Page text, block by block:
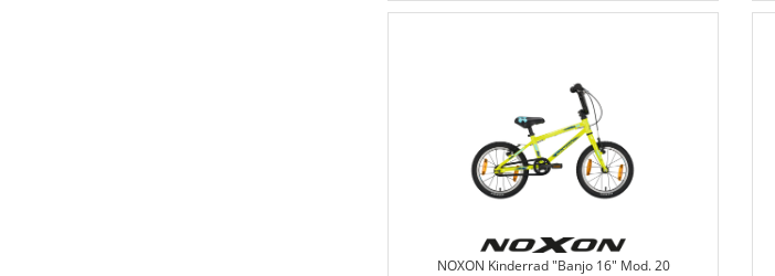
NOXON Kinderrad "Banjo 16" Mod. 20